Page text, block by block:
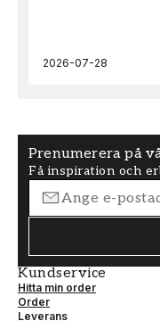
2026-07-28
Prenumerera på
Få inspiration och
Kundservice
Hitta min order
Order
Leverans